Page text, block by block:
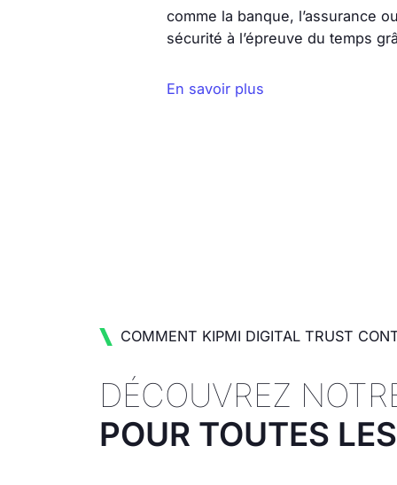
comme la banque, l’assurance
sécurité à l’épreuve du temps
En savoir plus
COMMENT KIPMI DIGITAL TRUST
DÉCOUVREZ
POUR TOUTES